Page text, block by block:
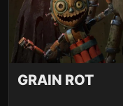
GRAIN ROT